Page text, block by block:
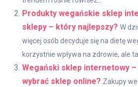
Produkty wegańskie sklep
sklepy – który najlepszy? W
więcej osób decyduje się na dietę
korzystnie wpływa na zdrowie, ale
Wegański sklep internetowy
wybrać sklep online? Zakupy